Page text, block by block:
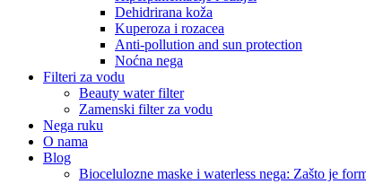
Dehidrirana koža
Kuperoza i rozacea
Anti-pollution and sun protection
Noćna nega
Filteri za vodu
Beauty water filter
Zamenski filter za vodu
Nega ruku
O nama
Blog
Biocelulozne maske i waterless nega: Zašto je